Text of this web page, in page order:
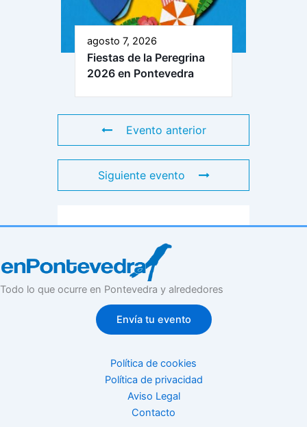
agosto 7, 2026
Fiestas de la Peregrina
2026 en Pontevedra
Evento anterior
Siguiente evento
Todo lo que ocurre en Pontevedra y alrededores
Envía tu evento
Política de cookies
Política de privacidad
Aviso Legal
Contacto